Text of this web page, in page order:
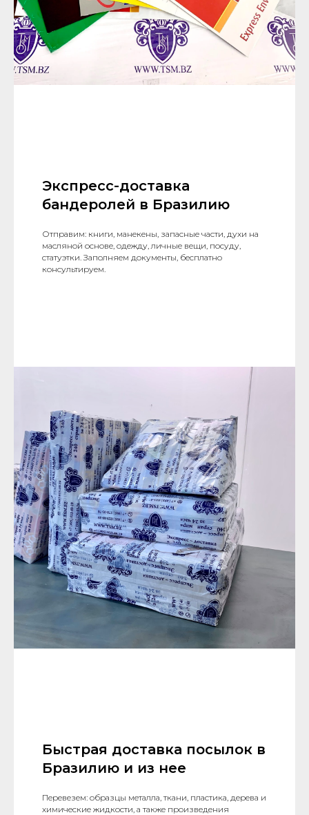
Экспресс-доставка
бандеролей в Бразилию
Отправим: книги, манекены, запасные части, духи на
масляной основе, одежду, личные вещи, посуду,
статуэтки. Заполняем документы, бесплатно
консультируем.
Быстрая доставка посылок в
Бразилию и из нее
Перевезем: образцы металла, ткани, пластика, дерева и
химические жидкости, а также произведения